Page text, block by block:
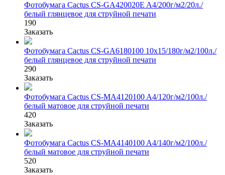
Фотобумага Cactus CS-GA420020E A4/200г/м2/20л./
белый глянцевое для струйной печати
190
Заказать
Фотобумага Cactus CS-GA6180100 10x15/180г/м2/100л./
белый глянцевое для струйной печати
290
Заказать
Фотобумага Cactus CS-MA4120100 A4/120г/м2/100л./
белый матовое для струйной печати
420
Заказать
Фотобумага Cactus CS-MA4140100 A4/140г/м2/100л./
белый матовое для струйной печати
520
Заказать